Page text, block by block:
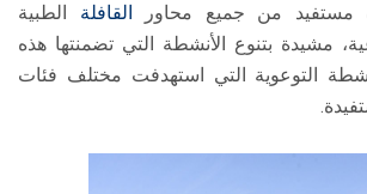
مستفيد من جميع محاور
القافلة الطبية
مشيدة بتنوع الأنشطة التي تضمنتها هذه
التوعوية التي استهدفت مختلف فئات